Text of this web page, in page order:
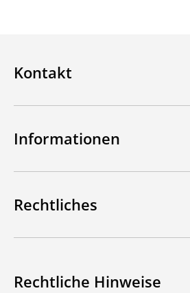
Kontakt
Informationen
Rechtliches
Rechtliche Hinweise